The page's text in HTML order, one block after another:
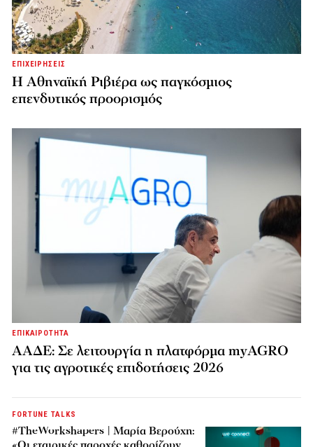
ΕΠΙΧΕΙΡΗΣΕΙΣ
Η Αθηναϊκή Ριβιέρα ως παγκόσμιος
επενδυτικός προορισμός
ΕΠΙΚΑΙΡΟΤΗΤΑ
ΑΑΔΕ: Σε λειτουργία η πλατφόρμα myAGRO
για τις αγροτικές επιδοτήσεις 2026
FORTUNE TALKS
#TheWorkshapers | Μαρία Βερούχη: